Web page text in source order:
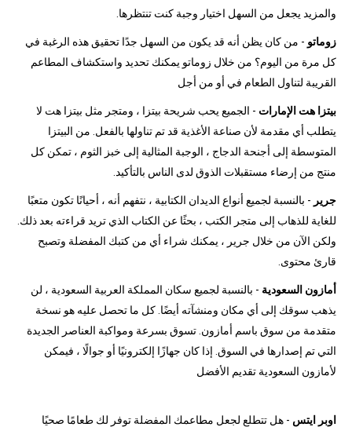
والمزيد يجعل من السهل اختيار وجبة كنت تنتظرها.
زوماتو - من كان يظن أنه قد يكون من السهل جدًا تحقيق هذه الرغبة في
كل مرة من اليوم؟ من خلال زوماتو يمكنك تحديد واستكشاف المطاعم
القريبة لتناول الطعام في أو من أجل
بيتزا هت الإمارات - الجميع يحب شريحة بيتزا ، ومتجر مثل بيتزا هت لا
يتطلب أي مقدمة لأن صناعة الأغذية قد تم تناولها بالفعل. من البيتزا
المتوسطة إلى أجنحة الدجاج ، الوجبة المثالية إلى خبز الثوم ، تمكن كل
منتج من إرضاء مستقبلات الذوق لدى الناس بالتأكيد.
جرير - بالنسبة لجميع أنواع الديدان الكتابية ، نتفهم أنه ، أحيانًا تكون متعبًا
للغاية للذهاب إلى متجر الكتب ، بحثًا عن الكتاب الذي تريد قراءته بعد ذلك.
ولكن الآن من خلال جرير ، يمكنك شراء أي من كتبك المفضلة وتصبح
قارئ محتوى.
أمازون السعودية - بالنسبة لجميع سكان المملكة العربية السعودية ، لن
يذهب سوقك إلى أي مكان ومنشآته أيضًا. كل ما تحصل عليه هو نسخة
متقدمة من سوق باسم أمازون. تسوق بسرعة ومواكبة العناصر الجديدة
التي تم إصدارها في السوق. إذا كان جهازًا إلكترونيًا أو جوالًا ، فيمكن
لأمازون السعودية تقديم الأفضل
اوبر ايتس - هل تتطلع لجعل مطاعمك المفضلة توفر لك طعامًا صحيًا